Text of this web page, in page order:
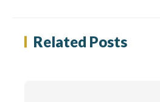
Related Posts